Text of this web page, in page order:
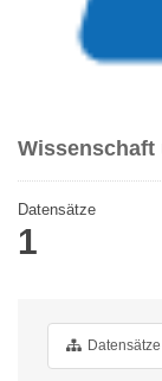
Wissenschaft
Datensätze
1
Datensätze